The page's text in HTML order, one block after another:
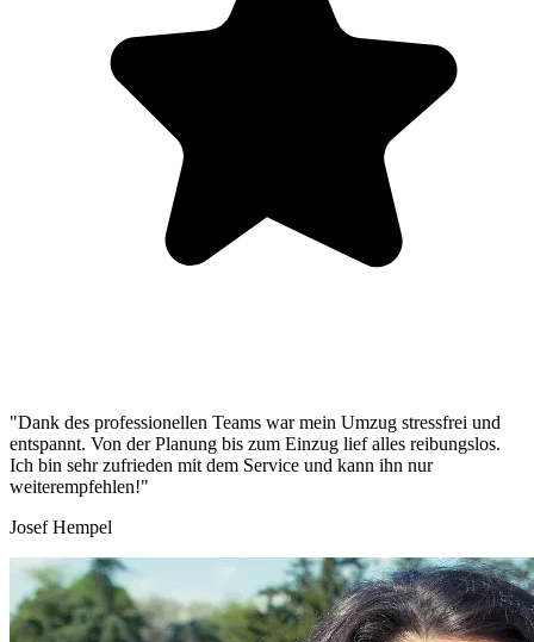
"Dank des professionellen Teams war mein Umzug stressfrei und
entspannt. Von der Planung bis zum Einzug lief alles reibungslos.
Ich bin sehr zufrieden mit dem Service und kann ihn nur
weiterempfehlen!"
Josef Hempel